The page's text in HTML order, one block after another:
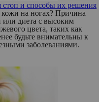
и способы их решения
кожи на ногах? Причина
или диета с высоким
цвета, таких как
будьте внимательны к
заболеваниями.